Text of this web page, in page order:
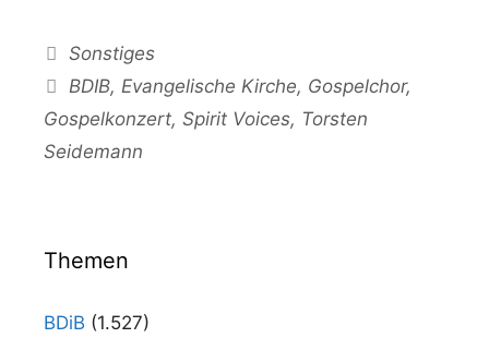
Kategorien
Sonstiges
Schlagwörter
BDIB, Evangelische Kirche, Gospelchor,
Gospelkonzert, Spirit Voices, Torsten
Seidemann
Themen
BDiB (1.527)